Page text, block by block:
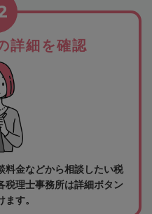
詳細を確認
料金などから相談したい税
税理士事務所は詳細ボタン
す。